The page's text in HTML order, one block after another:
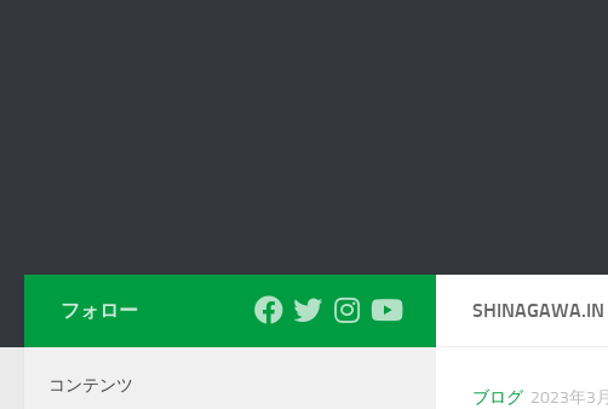
SHINAGAWA.IN
ブログ 2023年3
フォロー
コンテンツ